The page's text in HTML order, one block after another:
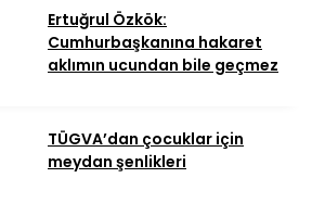
Ertuğrul Özkök:
Cumhurbaşkanına hakaret
aklımın ucundan bile geçmez
TÜGVA’dan çocuklar için
meydan şenlikleri